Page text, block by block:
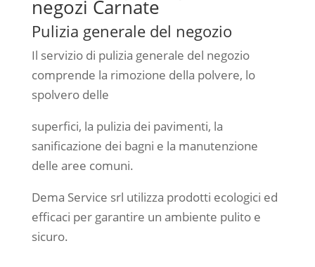
negozi Carnate
Pulizia generale del negozio
Il servizio di pulizia generale del negozio
comprende la rimozione della polvere, lo
spolvero delle
superfici, la pulizia dei pavimenti, la
sanificazione dei bagni e la manutenzione
delle aree comuni.
Dema Service srl utilizza prodotti ecologici ed
efficaci per garantire un ambiente pulito e
sicuro.